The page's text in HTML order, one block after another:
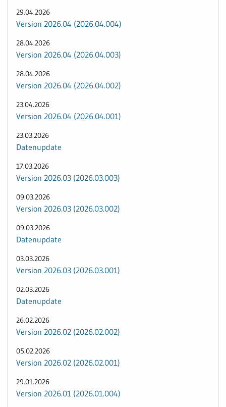
29.04.2026
Version 2026.04 (2026.04.004)
28.04.2026
Version 2026.04 (2026.04.003)
28.04.2026
Version 2026.04 (2026.04.002)
23.04.2026
Version 2026.04 (2026.04.001)
23.03.2026
Datenupdate
17.03.2026
Version 2026.03 (2026.03.003)
09.03.2026
Version 2026.03 (2026.03.002)
09.03.2026
Datenupdate
03.03.2026
Version 2026.03 (2026.03.001)
02.03.2026
Datenupdate
26.02.2026
Version 2026.02 (2026.02.002)
05.02.2026
Version 2026.02 (2026.02.001)
29.01.2026
Version 2026.01 (2026.01.004)